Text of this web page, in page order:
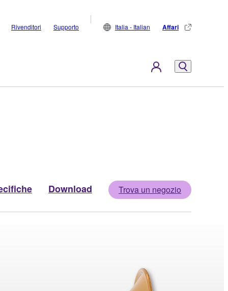
Rivenditori Supporto Italia - Italian Affari
Download Trova un negozio